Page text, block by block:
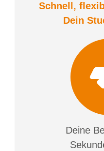
Schnell,
Dein
Deine